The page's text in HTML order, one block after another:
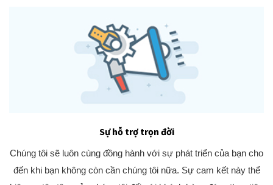
Sự hỗ trợ trọn đời
Chúng tôi sẽ luôn cùng đồng hành với sự phát triển của bạn cho
đến khi bạn không còn cần chúng tôi nữa. Sự cam kết này thể